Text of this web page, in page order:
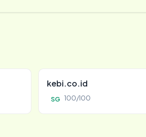
kebi.co.id
SG 100/100